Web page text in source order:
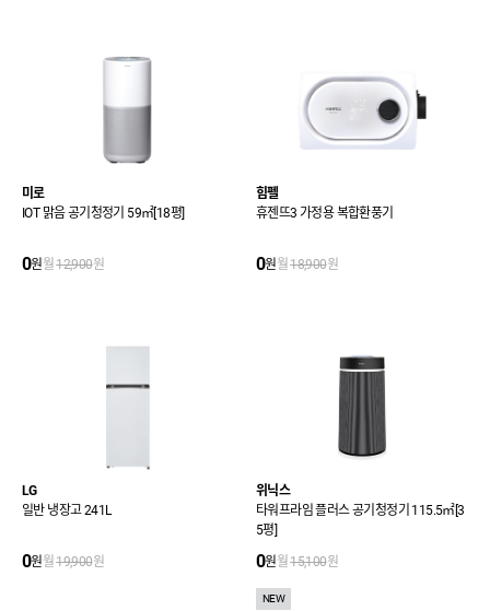
미로
IOT 맑음 공기청정기 59㎡[18평]
0원월12,900원
힘펠
휴젠뜨3 가정용 복합환풍기
0원월18,900원
LG
일반 냉장고 241L
0원월19,900원
위닉스
타워프라임 플러스 공기청정기 115.5㎡[3
5평]
0원월15,100원
NEW